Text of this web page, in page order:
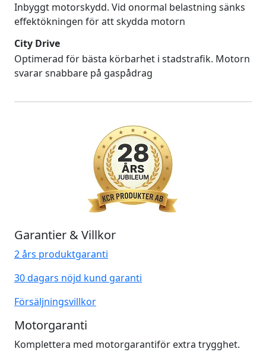
Inbyggt motorskydd. Vid onormal belastning sänks
effektökningen för att skydda motorn
City Drive
Optimerad för bästa körbarhet i stadstrafik. Motorn
svarar snabbare på gaspådrag
Garantier & Villkor
2 års produktgaranti
30 dagars nöjd kund garanti
Försäljningsvillkor
Motorgaranti
Komplettera med motorgarantiför extra trygghet.